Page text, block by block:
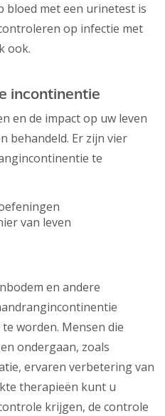
bloed met een urinetest is
op infectie met
ook.
incontinentie
en de impact op uw leven
behandeld. Er zijn vier
te
van leven
en andere
worden. Mensen die
ondergaan, zoals
ervaren verbetering van
therapieën kunt u
krijgen, de controle